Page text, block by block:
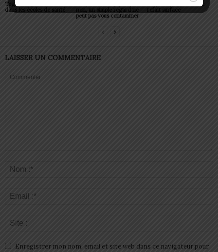
Togo : 525 places ouvertes
dans les écoles de santé
non, un simple regard ne
peut pas vous contaminer
Togo : la grippe aviaire
refait surface
LAISSER UN COMMENTAIRE
Enregistrer mon nom, email et site web dans ce navigateur pour